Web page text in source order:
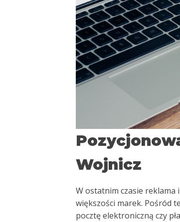
Wojnicz
W ostatnim czasie reklama
większości marek. Pośród
pocztę elektroniczną czy